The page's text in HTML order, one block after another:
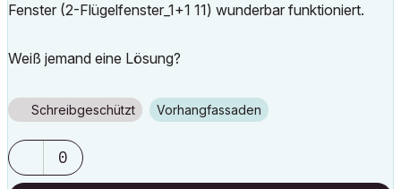
Fenster (2-Flügelfenster_1+1 11) wunderbar funktioniert.
Weiß jemand eine Lösung?
Schreibgeschützt Vorhangfassaden
0